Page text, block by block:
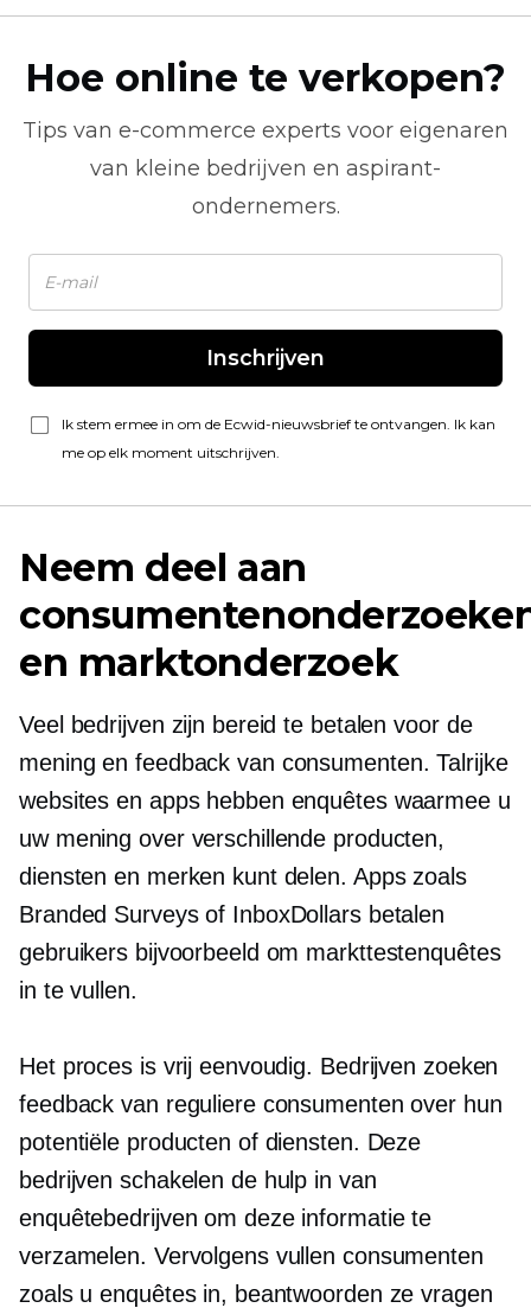
Hoe online te verkopen?
Tips van e-commerce experts voor eigenaren
van kleine bedrijven en aspirant-
ondernemers.
Inschrijven
Ik stem ermee in om de Ecwid-nieuwsbrief te ontvangen. Ik kan
me op elk moment uitschrijven.
Neem deel aan
en marktonderzoek
Veel bedrijven zijn bereid te betalen voor de
mening en feedback van consumenten. Talrijke
websites en apps hebben enquêtes waarmee u
uw mening over verschillende producten,
diensten en merken kunt delen. Apps zoals
Branded Surveys of InboxDollars betalen
gebruikers bijvoorbeeld om markttestenquêtes
in te vullen.
Het proces is vrij eenvoudig. Bedrijven zoeken
feedback van reguliere consumenten over hun
potentiële producten of diensten. Deze
bedrijven schakelen de hulp in van
enquêtebedrijven om deze informatie te
verzamelen. Vervolgens vullen consumenten
zoals u enquêtes in, beantwoorden ze vragen